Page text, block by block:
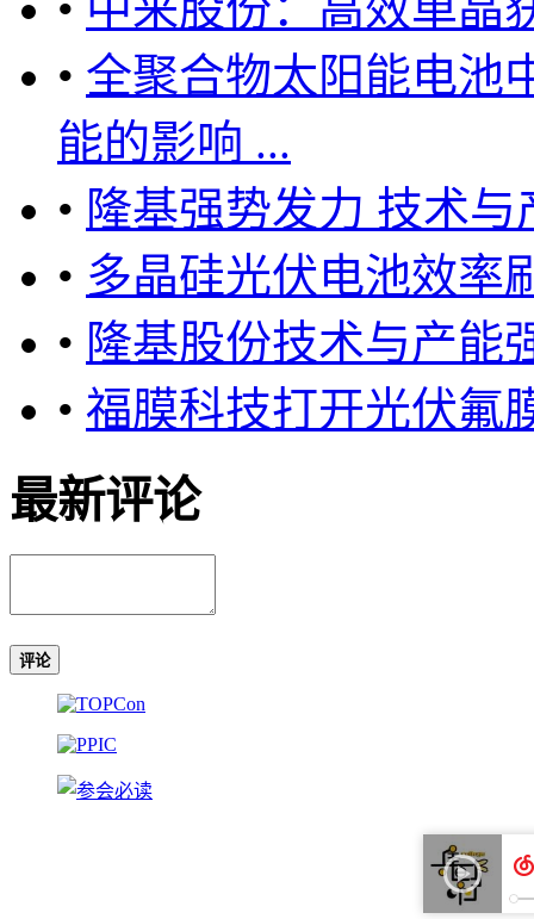
• 全聚合物太阳能电池
能的影响 ...
• 隆基强势发力 技术
• 多晶硅光伏电池效率
• 隆基股份技术与产能
• 福膜科技打开光伏氟
最新评论
评论